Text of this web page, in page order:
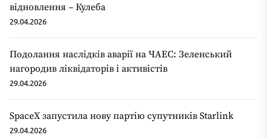
відновлення – Кулеба
29.04.2026
Подолання наслідків аварії на ЧАЕС: Зеленський
нагородив ліквідаторів і активістів
29.04.2026
SpaceX запустила нову партію супутників Starlink
29.04.2026